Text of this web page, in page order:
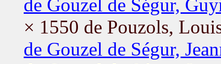
de Gouzel de Ségur,
× 1550 de Pouzols,
de Gouzel de Ségur,